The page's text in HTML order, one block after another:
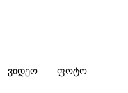
ᲕᲘᲓᲔᲝ ᲤᲝᲢᲝ